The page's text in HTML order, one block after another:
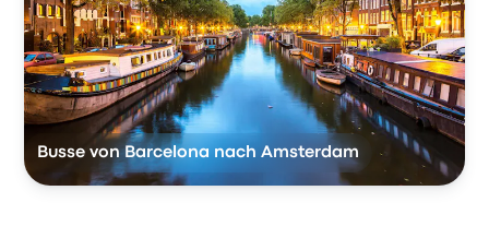
Busse von Barcelona nach Amsterdam